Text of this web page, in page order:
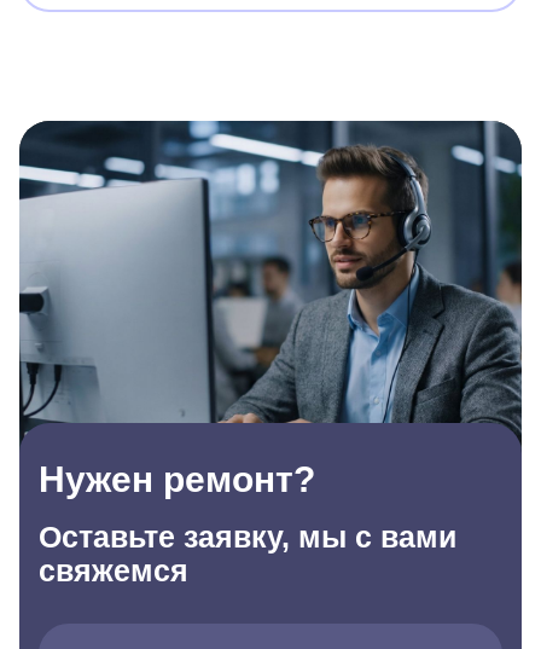
Нужен ремонт?
Оставьте заявку, мы с вами
свяжемся